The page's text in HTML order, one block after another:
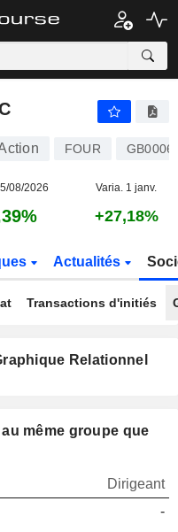
FOUR
08/2026 Varia. 1 janv.
+27,18%
Actualités
Transactions d'initiés
Relationnel
même groupe que
Dirigeant
-